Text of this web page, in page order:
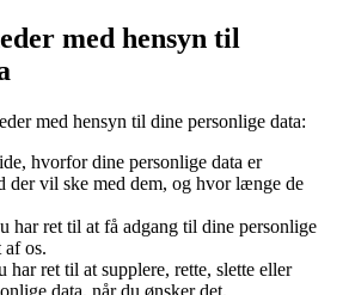
med hensyn til
med hensyn til dine personlige data:
hvorfor dine personlige data er
der vil ske med dem, og hvor længe de
har ret til at få adgang til dine personlige
af os.
har ret til at supplere, rette, slette eller